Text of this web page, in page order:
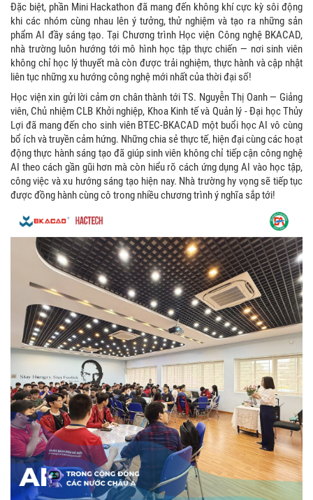
Đặc biệt, phần Mini Hackathon đã mang đến không khí cực kỳ sôi động
khi các nhóm cùng nhau lên ý tưởng, thử nghiệm và tạo ra những sản
phẩm AI đầy sáng tạo. Tại Chương trình Học viện Công nghệ BKACAD,
nhà trường luôn hướng tới mô hình học tập thực chiến — nơi sinh viên
không chỉ học lý thuyết mà còn được trải nghiệm, thực hành và cập nhật
liên tục những xu hướng công nghệ mới nhất của thời đại số!
Học viện xin gửi lời cảm ơn chân thành tới TS. Nguyễn Thị Oanh — Giảng
viên, Chủ nhiệm CLB Khởi nghiệp, Khoa Kinh tế và Quản lý - Đại học Thủy
Lợi đã mang đến cho sinh viên BTEC-BKACAD một buổi học AI vô cùng
bổ ích và truyền cảm hứng. Những chia sẻ thực tế, hiện đại cùng các hoạt
động thực hành sáng tạo đã giúp sinh viên không chỉ tiếp cận công nghệ
AI theo cách gần gũi hơn mà còn hiểu rõ cách ứng dụng AI vào học tập,
công việc và xu hướng sáng tạo hiện nay. Nhà trường hy vọng sẽ tiếp tục
được đồng hành cùng cô trong nhiều chương trình ý nghĩa sắp tới!